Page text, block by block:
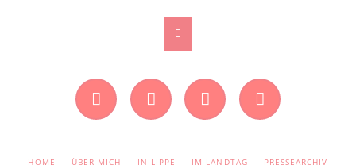
NAVIGATION
HOME ÜBER MICH IN LIPPE IM LANDTAG PRESSEARCHIV